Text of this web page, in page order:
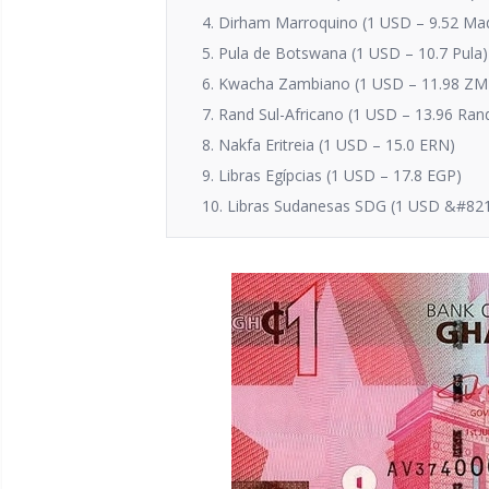
4. Dirham Marroquino (1 USD – 9.52
5. Pula de Botswana (1 USD – 10.7 Pula)
6. Kwacha Zambiano (1 USD – 11.98
7. Rand Sul-Africano (1 USD – 13.96
8. Nakfa Eritreia (1 USD – 15.0 ERN)
9. Libras Egípcias (1 USD – 17.8 EGP)
10. Libras Sudanesas SDG (1 USD